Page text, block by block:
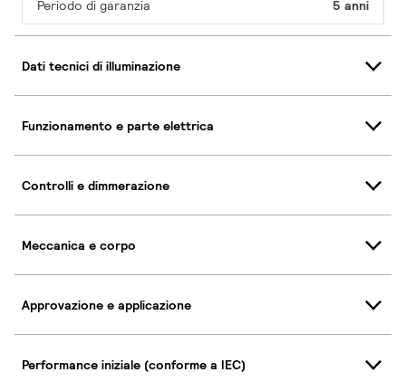
Periodo di garanzia 5 anni
Dati tecnici di illuminazione
Funzionamento e parte elettrica
Controlli e dimmerazione
Meccanica e corpo
Approvazione e applicazione
Performance iniziale (conforme a IEC)